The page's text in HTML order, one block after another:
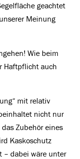
geachtet
Meinung
Wie beim
Haftpflicht auch
mit relativ
nicht nur
Zubehör eines
Kaskoschutz
– dabei wäre unter